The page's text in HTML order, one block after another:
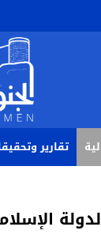
تقارير